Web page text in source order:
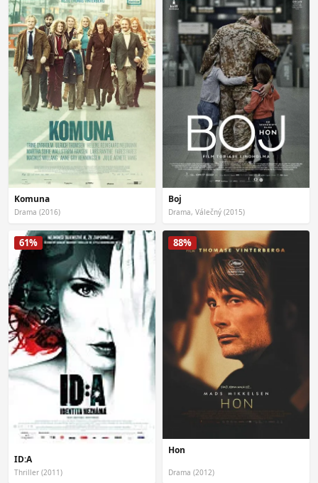
Komuna
Drama (2016)
Boj
Drama, Válečný (2015)
61%
ID:A
Thriller (2011)
88%
Hon
Drama (2012)